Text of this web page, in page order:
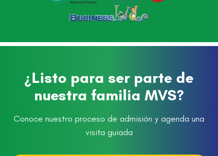
¿Listo para ser parte de
nuestra familia MVS?
Conoce nuestro proceso de admisión y agenda una
visita guiada